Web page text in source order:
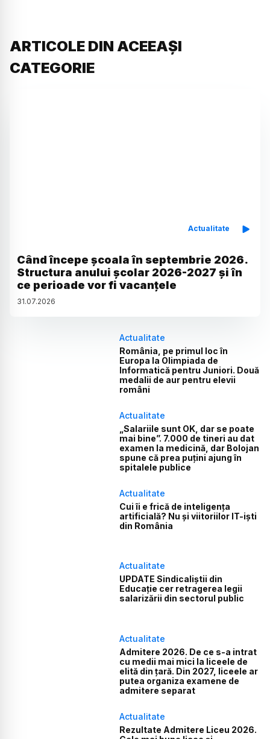
ARTICOLE DIN ACEEAȘI
CATEGORIE
Actualitate
Când începe școala în septembrie 2026.
Structura anului școlar 2026-2027 și în
ce perioade vor fi vacanțele
31.07.2026
Actualitate
România, pe primul loc în
Europa la Olimpiada de
Informatică pentru Juniori. Două
medalii de aur pentru elevii
români
Actualitate
„Salariile sunt OK, dar se poate
mai bine”. 7.000 de tineri au dat
examen la medicină, dar Bolojan
spune că prea puțini ajung în
spitalele publice
Actualitate
Cui îi e frică de inteligența
artificială? Nu și viitoriilor IT-iști
din România
Actualitate
UPDATE Sindicaliștii din
Educație cer retragerea legii
salarizării din sectorul public
Actualitate
Admitere 2026. De ce s-a intrat
cu medii mai mici la liceele de
elită din țară. Din 2027, liceele ar
putea organiza examene de
admitere separat
Actualitate
Rezultate Admitere Liceu 2026.